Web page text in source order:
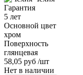
Гарантия
5 лет
Основной цвет
хром
Поверхность
глянцевая
58,05 руб /шт
Нет в наличии